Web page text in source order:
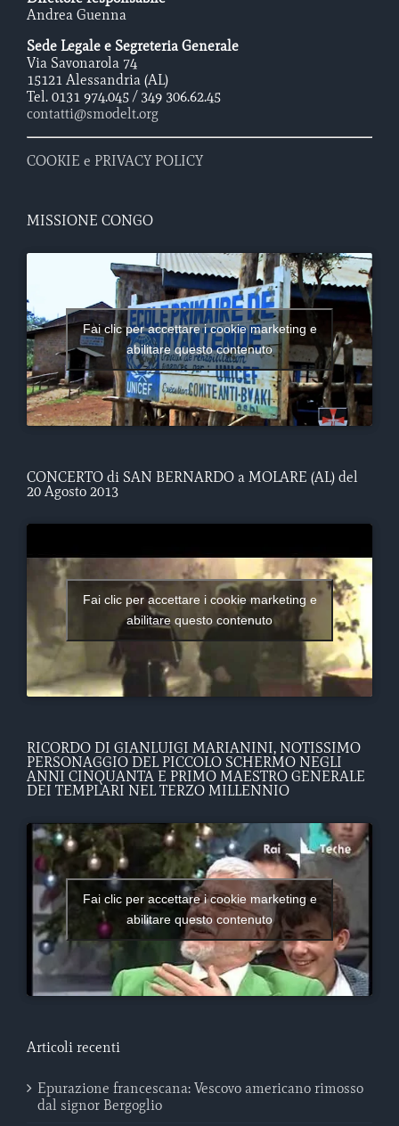
Andrea Guenna
Sede Legale e Segreteria Generale
Via Savonarola 74
15121 Alessandria (AL)
Tel. 0131 974.045 / 349 306.62.45
contatti@smodelt.org
COOKIE e PRIVACY POLICY
MISSIONE CONGO
Fai clic per accettare i cookie marketing e
abilitare questo contenuto
CONCERTO di SAN BERNARDO a MOLARE (AL) del
20 Agosto 2013
Fai clic per accettare i cookie marketing e
abilitare questo contenuto
RICORDO DI GIANLUIGI MARIANINI, NOTISSIMO
PERSONAGGIO DEL PICCOLO SCHERMO NEGLI
ANNI CINQUANTA E PRIMO MAESTRO GENERALE
DEI TEMPLARI NEL TERZO MILLENNIO
Fai clic per accettare i cookie marketing e
abilitare questo contenuto
Articoli recenti
Epurazione francescana: Vescovo americano rimosso
dal signor Bergoglio